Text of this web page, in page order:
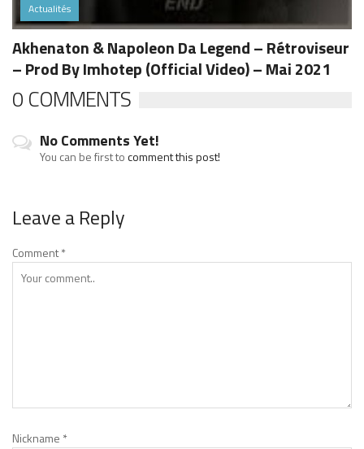
Actualités
Akhenaton & Napoleon Da Legend – Rétroviseur
– Prod By Imhotep (Official Video) – Mai 2021
0 COMMENTS
No Comments Yet!
You can be first tocomment this post!
Leave a Reply
Comment*
Nickname *